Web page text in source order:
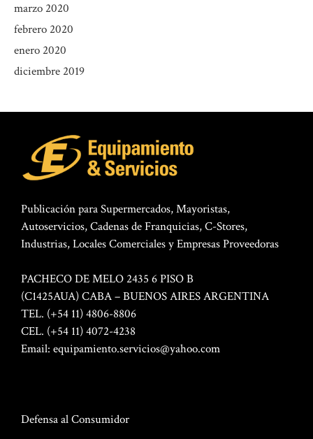
marzo 2020
febrero 2020
enero 2020
diciembre 2019
Publicación para Supermercados, Mayoristas,
Autoservicios, Cadenas de Franquicias, C-Stores,
Industrias, Locales Comerciales y Empresas Proveedoras
PACHECO DE MELO 2435 6 PISO B
(C1425AUA) CABA – BUENOS AIRES ARGENTINA
TEL. (+54 11) 4806-8806
CEL. (+54 11) 4072-4238
Email: equipamiento.servicios@yahoo.com
Defensa al Consumidor